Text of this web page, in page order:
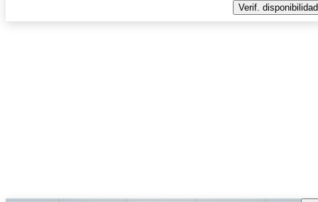
Verif. disponibilidad